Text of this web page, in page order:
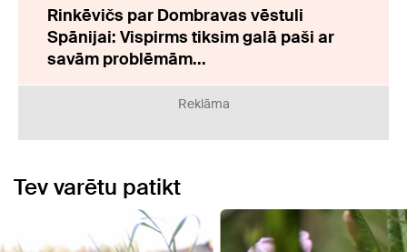
Rinkēvičs par Dombravas vēstuli
Spānijai: Vispirms tiksim galā paši ar
savām problēmām...
Reklāma
Tev varētu patikt